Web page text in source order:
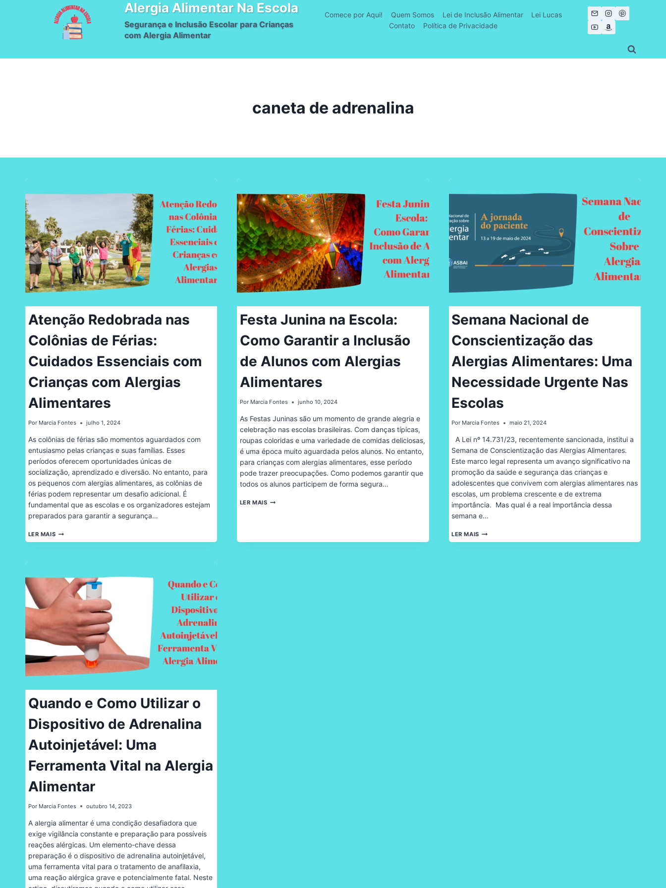
Alergia Alimentar Na Escola
Segurança e Inclusão Escolar para Crianças
com Alergia Alimentar
Comece por Aqui! Quem Somos Lei de Inclusão Alimentar
Lei Lucas
Contato
Política de Privacidade
caneta de adrenalina
Atenção Redobrada nas
Colônias de Férias:
Cuidados Essenciais com
Crianças com Alergias
Alimentares
Por Marcia Fontes julho 1, 2024
As colônias de férias são momentos aguardados com
entusiasmo pelas crianças e suas famílias. Esses
períodos oferecem oportunidades únicas de
socialização, aprendizado e diversão. No entanto, para
os pequenos com alergias alimentares, as colônias de
férias podem representar um desafio adicional. É
fundamental que as escolas e os organizadores estejam
preparados para garantir a segurança…
LER MAISATENÇÃO
CUIDADOS
ESSENCIAIS
COM
CRIANÇAS
ALERGIAS
ALIMENTARES
Festa Junina na Escola:
Como Garantir a Inclusão
de Alunos com Alergias
Alimentares
Por Marcia Fontes junho 10, 2024
As Festas Juninas são um momento de grande alegria e
celebração nas escolas brasileiras. Com danças típicas,
roupas coloridas e uma variedade de comidas deliciosas,
é uma época muito aguardada pelos alunos. No entanto,
para crianças com alergias alimentares, esse período
pode trazer preocupações. Como podemos garantir que
todos os alunos participem de forma segura…
LER MAISFESTA
GARANTIR
Semana Nacional de
Conscientização das
Alergias Alimentares: Uma
Necessidade Urgente Nas
Escolas
Por Marcia Fontes maio 21, 2024
A Lei nº 14.731/23, recentemente sancionada, institui a
Semana de Conscientização das Alergias Alimentares.
Este marco legal representa um avanço significativo na
promoção da saúde e segurança das crianças e
adolescentes que convivem com alergias alimentares nas
escolas, um problema crescente e de extrema
importância. Mas qual é a real importância dessa
semana e…
LER MAISSEMANA
Quando e Como Utilizar o
Dispositivo de Adrenalina
Autoinjetável: Uma
Ferramenta Vital na Alergia
Alimentar
Por Marcia Fontes outubro 14, 2023
A alergia alimentar é uma condição desafiadora que
exige vigilância constante e preparação para possíveis
reações alérgicas. Um elemento-chave dessa
preparação é o dispositivo de adrenalina autoinjetável,
uma ferramenta vital para o tratamento de anafilaxia,
uma reação alérgica grave e potencialmente fatal. Neste